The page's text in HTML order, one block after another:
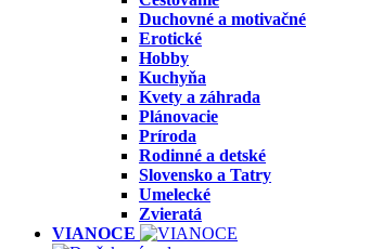
Duchovné a motivačné
Erotické
Hobby
Kuchyňa
Kvety a záhrada
Plánovacie
Príroda
Rodinné a detské
Slovensko a Tatry
Umelecké
Zvieratá
VIANOCE